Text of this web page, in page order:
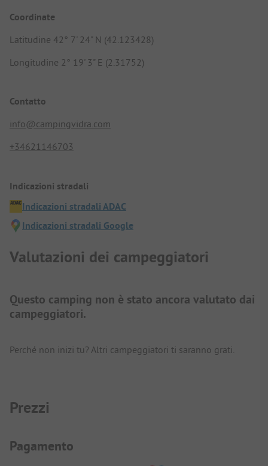
Coordinate
Latitudine 42° 7' 24" N (42.123428)
Longitudine 2° 19' 3" E (2.31752)
Contatto
info@campingvidra.com
+34621146703
Indicazioni stradali
Indicazioni stradali ADAC
Indicazioni stradali Google
Valutazioni dei campeggiatori
Questo camping non è stato ancora valutato dai
campeggiatori.
Perché non inizi tu? Altri campeggiatori ti saranno grati.
Prezzi
Informazioni sul pagamento
Pagamento